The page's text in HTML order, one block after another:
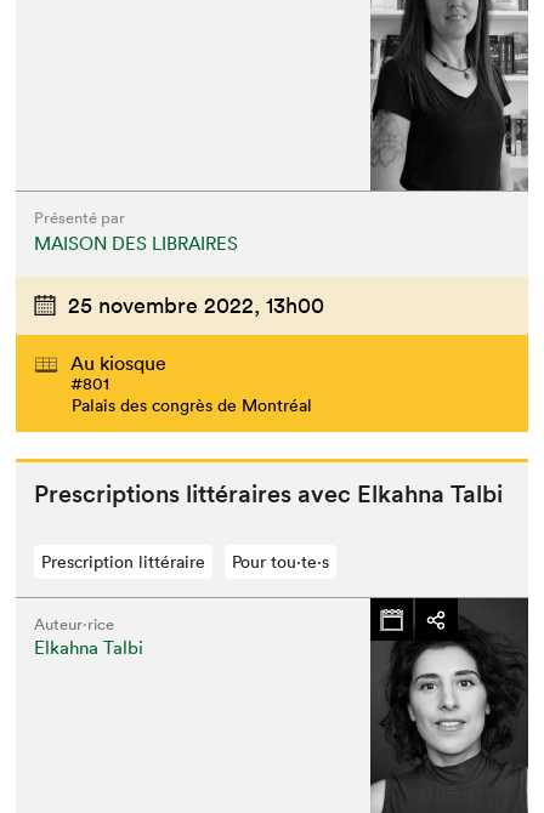
Présenté par
MAISON DES LIBRAIRES
25 novembre 2022, 13h00
Au kiosque
#801
Palais des congrès de Montréal
Pre­scrip­tions lit­téraires avec Elka­h­na Talbi
Prescription littéraire Pour tou⋅te⋅s
Auteur·rice
Elkahna Talbi